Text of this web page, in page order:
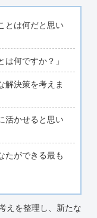
とは何だと思い
は何ですか？」
解決策を考えま
活かせると思い
たができる最も
えを整理し、新たな